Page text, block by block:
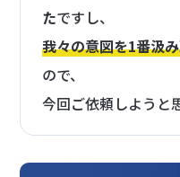
たですし、
我々の意図を1番汲
ので、
今回ご依頼しようと